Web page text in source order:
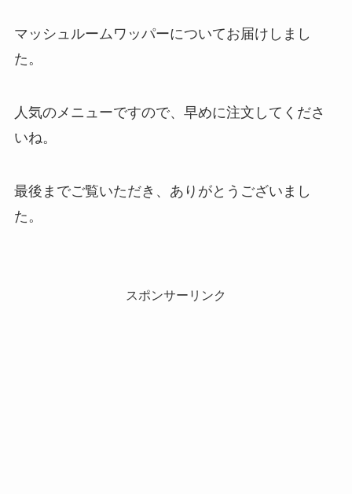
マッシュルームワッパーについてお届けしまし
た。
人気のメニューですので、早めに注文してくださ
いね。
最後までご覧いただき、ありがとうございまし
た。
スポンサーリンク